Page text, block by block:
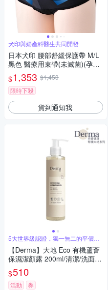
犬印與婦產科醫生共同開發
日本犬印 腰部舒緩保護帶 M/L
黑色 醫療用束帶(未滅菌)(孕產
初中期使用)
$1,353 $1,453
限時下殺
貨到通知我
5大世界級認證，獨一無二的平價純
素洗護品
【Derma】大地 Eco 有機蘆薈
保濕潔顏露 200ml/清潔/洗面
乳/無香味/純素/天然/無添加/甘
油/蘆薈/丹麥
$510
活動 券